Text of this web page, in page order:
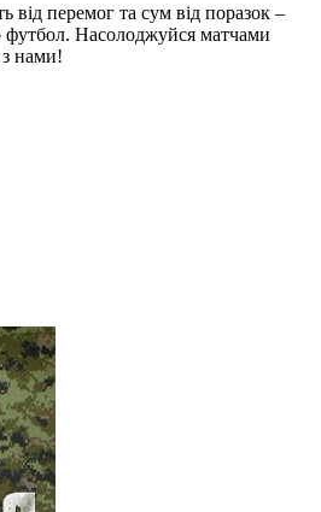
від перемог та сум від поразок –
Насолоджуйся матчами
нами!